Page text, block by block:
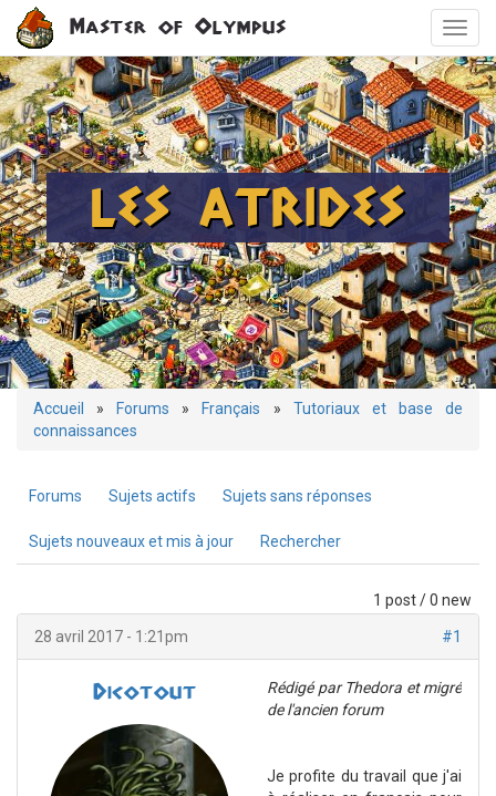
Aller
au
contenu
principal
Master of Olympus
LES ATRIDES
Vous
êtes
ici
Accueil » Forums » Français » Tutoriaux et base de
connaissances
Forums Sujets actifs Sujets sans réponses
Sujets nouveaux et mis à jour Rechercher
1 post / 0 new
#1
28 avril 2017 - 1:21pm
Dicotout
Rédigé par Thedora et migré
de l'ancien forum
Je profite du travail que j'ai